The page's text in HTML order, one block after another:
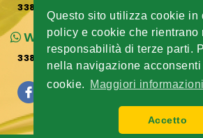
Questo sito utilizza cookie in
policy e cookie che rientrano
responsabilità di terze parti.
nella navigazione acconsenti
cookie.
Maggiori informazioni
Accetto
338.807.73.07
Whatsapp:
338.807.73.07